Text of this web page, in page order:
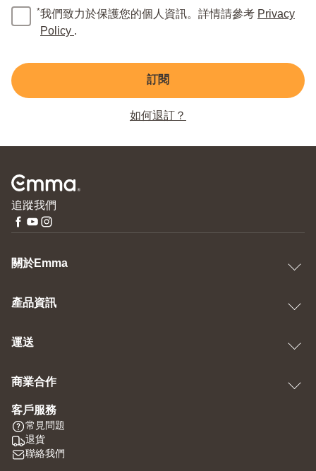
*我們致力於保護您的個人資訊。詳情請參考 Privacy
Policy .
訂閱
如何退訂？
追蹤我們
關於Emma
產品資訊
運送
商業合作
客戶服務
常見問題
退貨
聯絡我們